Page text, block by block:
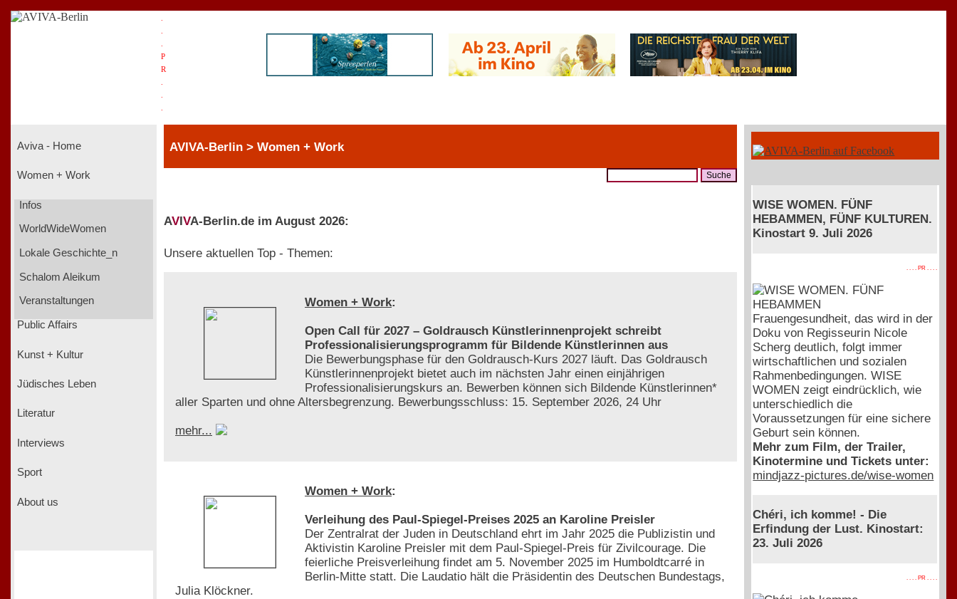
P
R
Aviva - Home
Women + Work
Infos
WorldWideWomen
Lokale Geschichte_n
Schalom Aleikum
Veranstaltungen
Public Affairs
Kunst + Kultur
Jüdisches Leben
Literatur
Interviews
Sport
About us
AVIVA-Berlin > Women + Work
AVIVA-Berlin.de im August 2026:
Unsere aktuellen Top - Themen:
Women + Work:
Open Call für 2027 – Goldrausch Künstlerinnenprojekt schreibt
Professionalisierungsprogramm für Bildende Künstlerinnen aus
Die Bewerbungsphase für den Goldrausch-Kurs 2027 läuft. Das Goldrausch
Künstlerinnenprojekt bietet auch im nächsten Jahr einen einjährigen
Professionalisierungskurs an. Bewerben können sich Bildende Künstlerinnen*
aller Sparten und ohne Altersbegrenzung. Bewerbungsschluss: 15. September 2026, 24 Uhr
mehr...
Women + Work:
Verleihung des Paul-Spiegel-Preises 2025 an Karoline Preisler
Der Zentralrat der Juden in Deutschland ehrt im Jahr 2025 die Publizistin und
Aktivistin Karoline Preisler mit dem Paul-Spiegel-Preis für Zivilcourage. Die
feierliche Preisverleihung findet am 5. November 2025 im Humboldtcarré in
Berlin-Mitte statt. Die Laudatio hält die Präsidentin des Deutschen Bundestags,
Julia Klöckner.
WISE WOMEN. FÜNF
HEBAMMEN, FÜNF KULTUREN.
Kinostart 9. Juli 2026
. . . . PR . . . .
Frauengesundheit, das wird in der
Doku von Regisseurin Nicole
Scherg deutlich, folgt immer
wirtschaftlichen und sozialen
Rahmenbedingungen. WISE
WOMEN zeigt eindrücklich, wie
unterschiedlich die
Voraussetzungen für eine sichere
Geburt sein können.
Mehr zum Film, der Trailer,
Kinotermine und Tickets unter:
mindjazz-pictures.de/wise-women
Chéri, ich komme! - Die
Erfindung der Lust. Kinostart:
23. Juli 2026
. . . . PR . . . .